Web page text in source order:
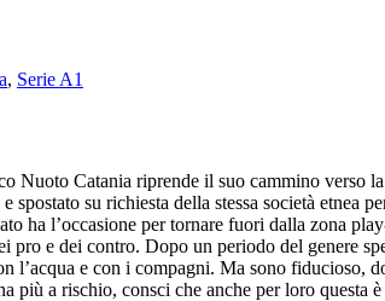
, Serie A1
Catania riprende il suo cammino verso
su richiesta della stessa società
ha l’occasione per tornare fuori dalla zona
e dei contro. Dopo un periodo del genere
l’acqua e con i compagni. Ma sono fiducioso,
più a rischio, consci che anche per loro